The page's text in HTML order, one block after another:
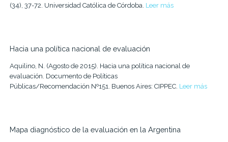
(34), 37-72. Universidad Católica de Córdoba. Leer más
Hacia una política nacional de evaluación
Aquilino, N. (Agosto de 2015). Hacia una política nacional de
evaluación. Documento de Políticas
Públicas/Recomendación Nº151. Buenos Aires: CIPPEC. Leer más
Mapa diagnóstico de la evaluación en la Argentina